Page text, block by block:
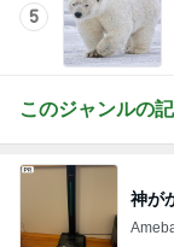
5
このジャンルの
神が